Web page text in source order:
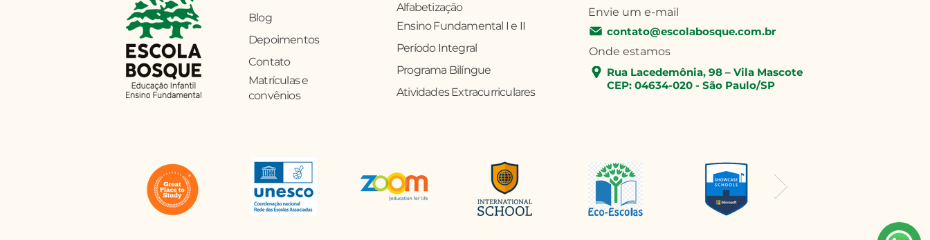
Blog
Depoimentos
Contato
Matrículas e
convênios
Alfabetização
Ensino Fundamental I e II
Período Integral
Programa Bilíngue
Atividades Extracurriculares
Envie um e-mail
contato@escolabosque.com.br
Onde estamos
Rua Lacedemônia, 98 – Vila Mascote
CEP: 04634-020 - São Paulo/SP